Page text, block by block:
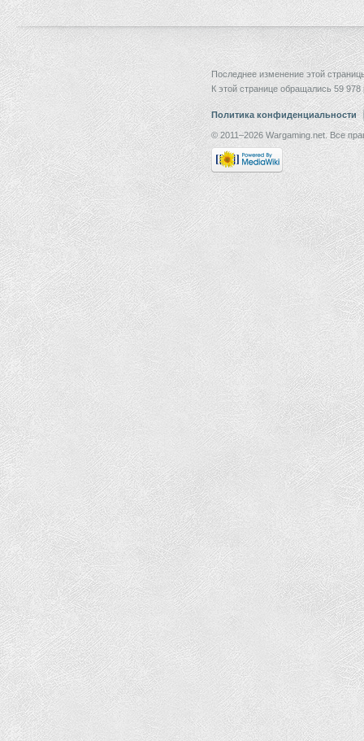
Последнее изменение этой
К этой странице обращались 59 978
Политика конфиденциальности
© 2011–2026 Wargaming.net. Все